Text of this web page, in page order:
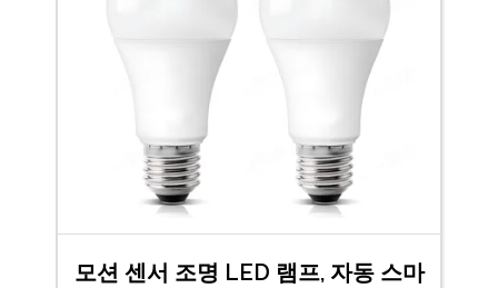
모션 센서 조명 LED 램프, 자동 스마